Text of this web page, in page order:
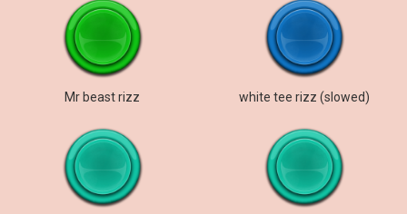
Mr beast rizz white tee rizz (slowed)